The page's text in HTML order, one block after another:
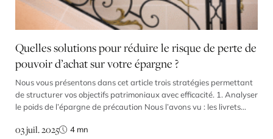
Quelles solutions pour réduire le risque de perte de
pouvoir d’achat sur votre épargne ?
Nous vous présentons dans cet article trois stratégies permettant
de structurer vos objectifs patrimoniaux avec efficacité. 1. Analyser
le poids de l’épargne de précaution Nous l’avons vu : les livrets
capables de préserver le pouvoir d’achat en période de forte
03 juil. 2025 4 mn